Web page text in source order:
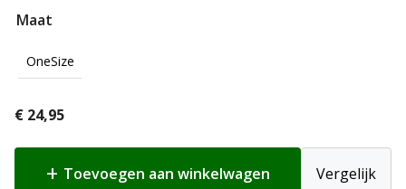
Maat
OneSize
€ 24,95
Toevoegen aan winkelwagen Vergelijk